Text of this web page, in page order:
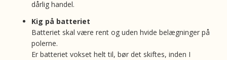
dårlig handel.
Kig på batteriet
Batteriet skal være rent og uden hvide belægninger på
polerne.
Er batteriet vokset helt til, bør det skiftes, inden I